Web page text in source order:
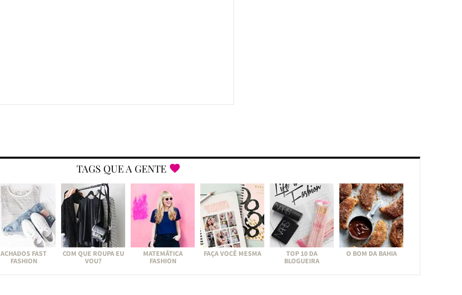
TAGS QUE A GENTE
ACHADOS FAST
FASHION
COM QUE ROUPA EU
VOU?
MATEMÁTICA
FASHION
FAÇA VOCÊ MESMA
TOP 10 DA
BLOGUEIRA
O BOM DA BAHIA